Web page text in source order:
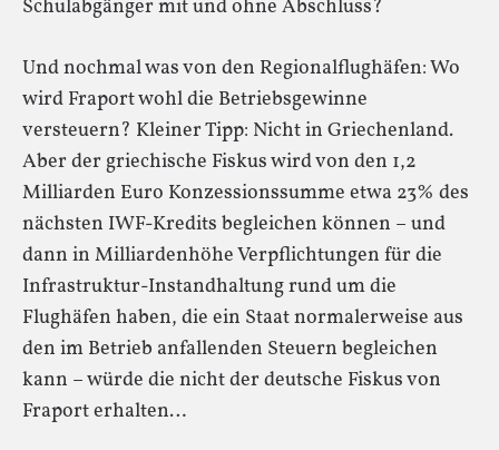
Schulabgänger mit und ohne Abschluss?
Und nochmal was von den Regionalflughäfen: Wo
wird Fraport wohl die Betriebsgewinne
versteuern? Kleiner Tipp: Nicht in Griechenland.
Aber der griechische Fiskus wird von den 1,2
Milliarden Euro Konzessionssumme etwa 23% des
nächsten IWF-Kredits begleichen können – und
dann in Milliardenhöhe Verpflichtungen für die
Infrastruktur-Instandhaltung rund um die
Flughäfen haben, die ein Staat normalerweise aus
den im Betrieb anfallenden Steuern begleichen
kann – würde die nicht der deutsche Fiskus von
Fraport erhalten…